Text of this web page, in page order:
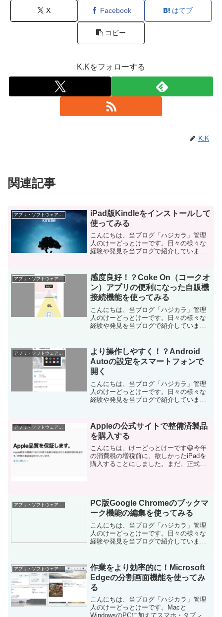
X Facebook はてブ
コピー
K.Kをフォローする
K.K
関連記事
iPad版Kindleをインストールして
使ってみる
こんにちは、当ブログ「ハジカラ」管理
人のけーどっとけーです。日々の様々な
経験や発見を当ブログで紹介していま
は、iPad版のKindleアプリをインストー
ルして使ってみまし...
アプリ・ソフトウェア・サービス
感度良好！？Coke On（コークオ
ン）アプリの便利になった自販機
接続機能を使ってみる
こんにちは、当ブログ「ハジカラ」管理
人のけーどっとけーです。日々の様々な
経験や発見を当ブログで紹介していま
す。今回は、コカコーラの公式アプリ
「Coke On（コークオン...
より操作しやすく！？Android
Autoの設定をスマートフォンで
開く
こんにちは、当ブログ「ハジカラ」管理
人のけーどっとけーです。日々の様々な
経験や発見を当ブログで紹介していま
す。ドライブも趣味なので休日は関東近
郊を巡っていします。ドライ...
Appleの公式サイトで整備済製品
を購入する
こんにちは、けーどっとけーです😀今年
の消費税の増税前に、欲しかったiPadを
購入することにしました。まだ、正式リ
PC版Google Chromeのブックマ
ーク機能の編集を使ってみる
こんにちは、当ブログ「ハジカラ」管理
人のけーどっとけーです。日々の様々な
経験や発見を当ブログで紹介していま
す。今回は、PC版Google Chromeのブッ
クマーク機能...
作業をより効率的に！Microsoft
Edgeの分割画面機能を使ってみ
る
こんにちは、当ブログ「ハジカラ」管理
人のけーどっとけーです。Macと
WindowsのPCに加えてスマホ・タブレッ